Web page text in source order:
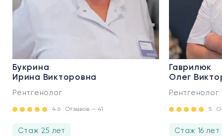
Букрина
Ирина Викторовна
Рентгенолог
4.6 Отзывов — 41
Стаж 25 лет
Гаврилюк
Олег
Рентгенолог
5
Стаж 16 лет